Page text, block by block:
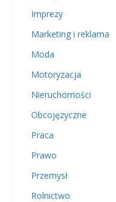
Imprezy
Marketing i reklama
Moda
Motoryzacja
Nieruchomości
Obcojęzyczne
Praca
Prawo
Przemysł
Rolnictwo